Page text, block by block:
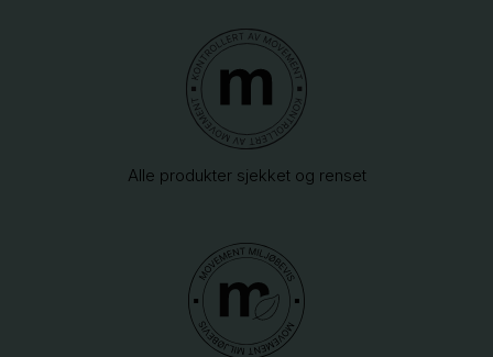
Alle produkter sjekket og renset